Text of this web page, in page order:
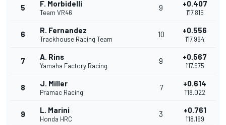
5 F. Morbidelli
Team VR46
9 +0.407
1'17.815
6 R. Fernandez
Trackhouse Racing Team
10 +0.556
1'17.964
7 A. Rins
Yamaha Factory Racing
9 +0.567
1'17.975
8 J. Miller
Pramac Racing
7 +0.614
1'18.022
9 L. Marini
Honda HRC
3 +0.761
1'18.169